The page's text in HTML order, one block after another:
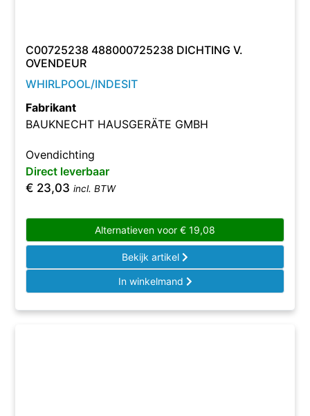
C00725238 488000725238 DICHTING V.
OVENDEUR
WHIRLPOOL/INDESIT
Fabrikant
BAUKNECHT HAUSGERÄTE GMBH
Ovendichting
Direct leverbaar
€ 23,03 incl. BTW
Alternatieven voor € 19,08
Bekijk artikel
In winkelmand